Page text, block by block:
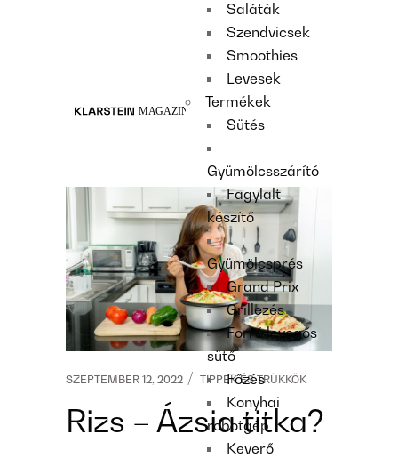
Saláták
Szendvicsek
Smoothies
Levesek
Termékek
Sütés
Gyümölcsszárító
Fagylalt
készítő
Gyümölcsprés
Grand Prix
Grillezés
Forró levegős
sütő
Főzés
Konyhai
robotgép
Keverő
SZEPTEMBER 12, 2022 TIPPEK ÉS TRÜKKÖK
Rizs – Ázsia titka?